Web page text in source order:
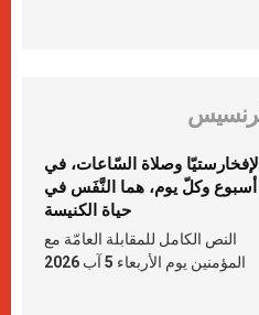
فرنسيس
الإفخارستيّا وصلاة السّاعات، في
وكلّ يوم، هما النَّفَس في
حياة الكنيسة
النص الكامل للمقابلة العامّة مع
المؤمنين يوم الأربعاء 5 آب 2026